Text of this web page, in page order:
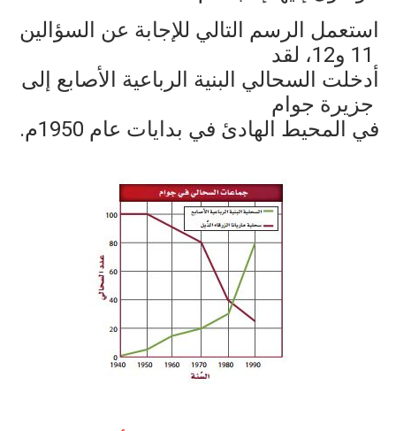
استعمل الرسم التالي للإجابة عن السؤالين
أدخلت السحالي البنية الرباعية الأصابع إلى
جزيرة جوام
في المحيط الهادئ في بدايات عام 1950م.